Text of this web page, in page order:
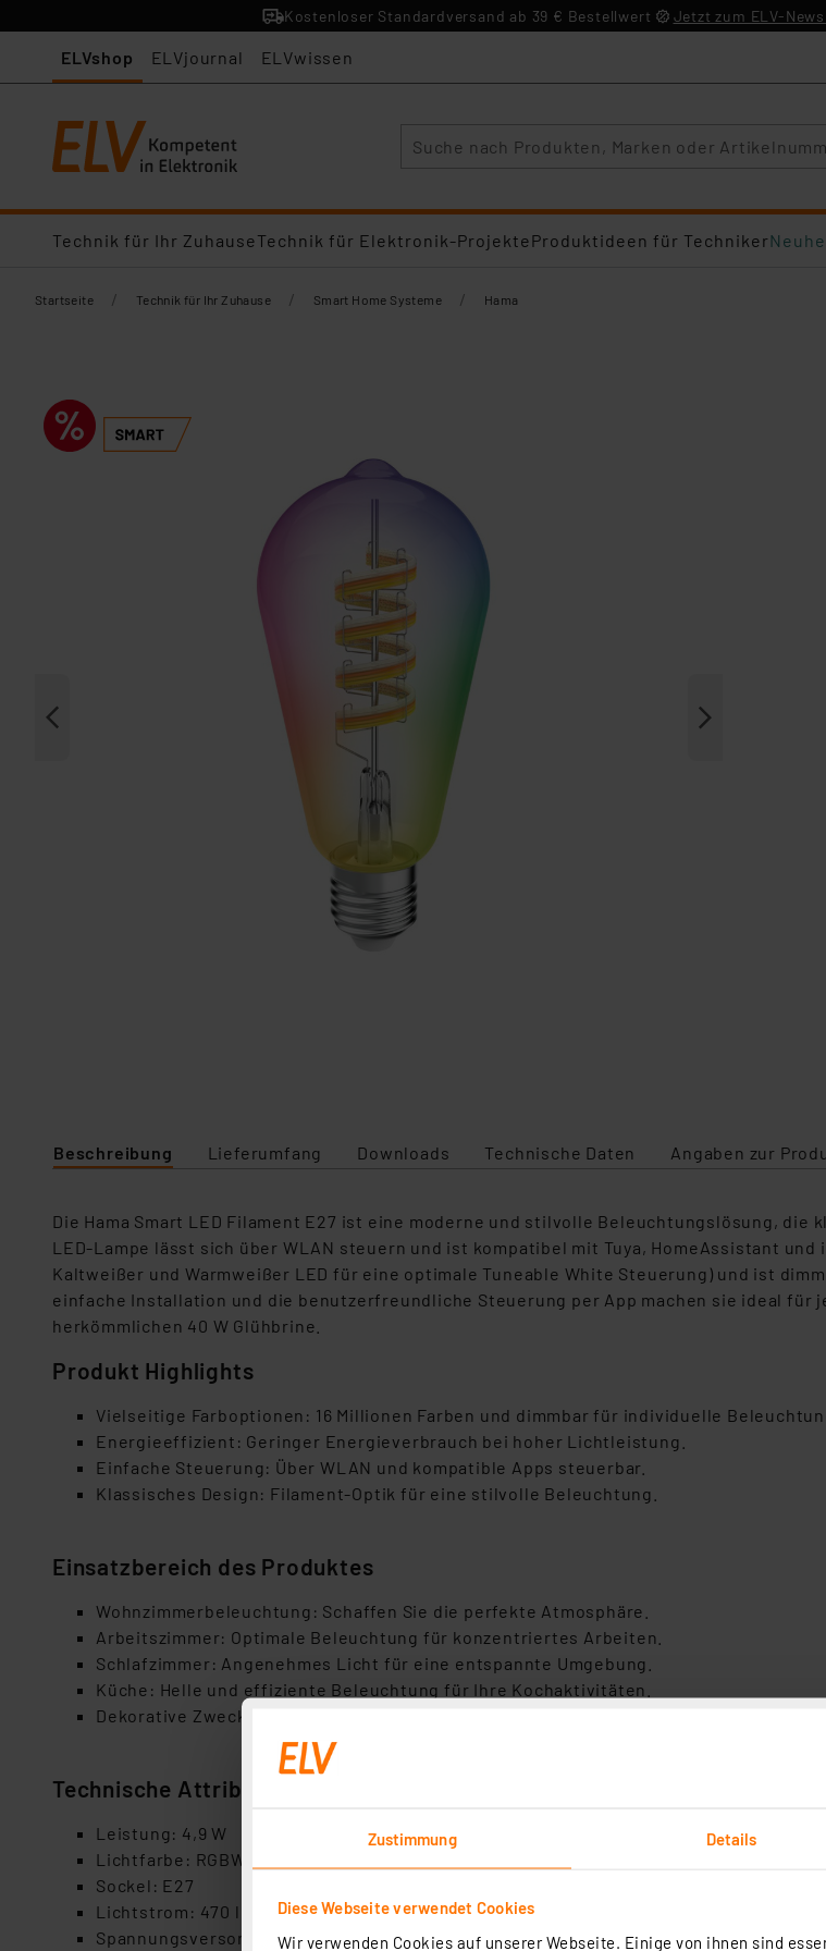
Zustimmung Details
Diese Webseite verwendet Cookies
Wir verwenden Cookies auf unserer Webseite. Einige von ihnen sind
Kostenloser Standardversand ab 39 € Bestellwert Jetzt zum ELV-
ELVshop ELVjournal ELVwissen
Technik für Ihr ZuhauseTechnik für Elektronik-ProjekteProduktideen für Techniker
Startseite / Technik für Ihr Zuhause / Smart Home Systeme / Hama
Beschreibung Lieferumfang Downloads Technische Daten Angaben zur
Die Hama Smart LED Filament E27 ist eine moderne und stilvolle Beleuchtungslösung,
LED-Lampe lässt sich über WLAN steuern und ist kompatibel mit Tuya, HomeAssistant und
Kaltweißer und Warmweißer LED für eine optimale Tuneable White Steuerung) und ist
einfache Installation und die benutzerfreundliche Steuerung per App machen sie ideal
herkömmlichen 40 W Glühbrine.
Produkt Highlights
Vielseitige Farboptionen: 16 Millionen Farben und dimmbar für individuelle
Energieeffizient: Geringer Energieverbrauch bei hoher Lichtleistung.
Einfache Steuerung: Über WLAN und kompatible Apps steuerbar.
Klassisches Design: Filament-Optik für eine stilvolle Beleuchtung.
Einsatzbereich des Produktes
Wohnzimmerbeleuchtung: Schaffen Sie die perfekte Atmosphäre.
Arbeitszimmer: Optimale Beleuchtung für konzentriertes Arbeiten.
Schlafzimmer: Angenehmes Licht für eine entspannte Umgebung.
Küche: Helle und effiziente Beleuchtung für Ihre Kochaktivitäten.
Dekorative Zwecke: Setzen Sie stilvolle Akzente in Ihrem Zuhause.
Technische Attribute
Leistung: 4,9 W
Lichtfarbe: RGBW, warmweiß & kaltweiß
Sockel: E27
Lichtstrom: 470 lm
Spannungsversorgung: 100-240V AC, 50/60Hz